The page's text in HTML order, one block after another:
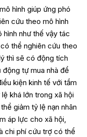
hình giúp ứng phó
cứu theo mô hình
hình như thế vậy tác
thể nghiên cứu theo
thì sẽ có động tích
tự mua nhà để
kiện kinh tế với tầm
khá lớn trong xã hội
giảm tỷ lệ nạn nhân
áp lực cho xã hội,
chi phí cứu trợ có thể